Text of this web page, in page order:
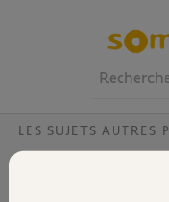
Volet
LES SUJETS AUTRES
Message BOX
l'application, la